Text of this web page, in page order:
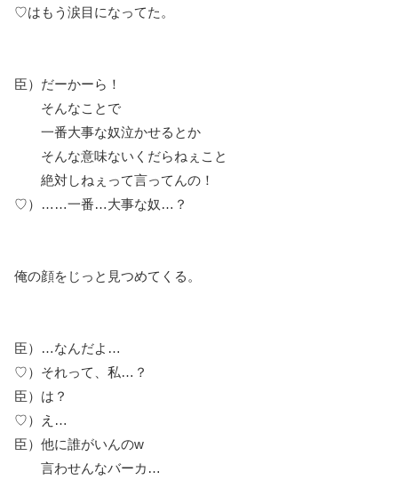
♡はもう涙目になってた。
臣）だーかーら！
そんなことで
一番大事な奴泣かせるとか
そんな意味ないくだらねぇこと
絶対しねぇって言ってんの！
♡）……一番…大事な奴…？
俺の顔をじっと見つめてくる。
臣）…なんだよ…
♡）それって、私…？
臣）は？
♡）え…
臣）他に誰がいんのw
言わせんなバーカ…